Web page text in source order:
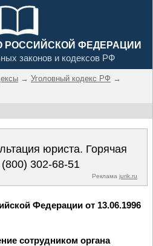
РОССИЙСКОЙ ФЕДЕРАЦИИ
законов и кодексов РФ
→ Уголовный кодекс РФ →
юриста. Горячая
302-68-51
Реклама jurik.ru
Федерации от 13.06.1996
сотрудником органа